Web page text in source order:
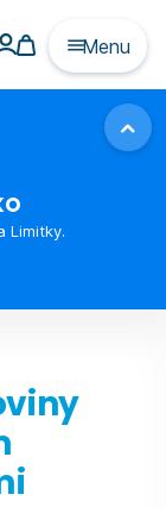
Menu
Limitky.